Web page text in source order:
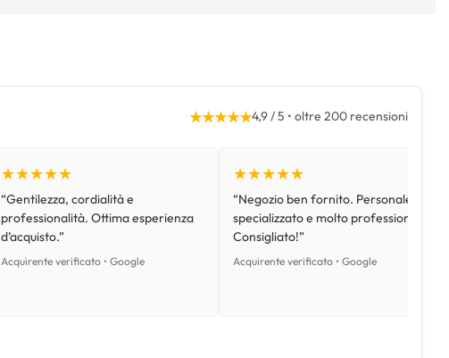
★★★★★4,9 / 5 • oltre 200 recensioni
★★★★★
“Gentilezza, cordialità e
professionalità. Ottima esperienza
d’acquisto.”
Acquirente verificato • Google
★★★★★
“Negozio ben fornito. Personale
specializzato e molto professionale.
Consigliato!”
Acquirente verificato • Google